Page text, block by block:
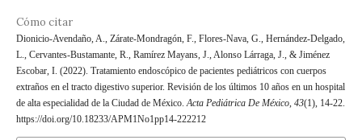
Cómo citar
Dionicio-Avendaño, A., Zárate-Mondragón, F., Flores-Nava, G., Hernández-Delgado,
L., Cervantes-Bustamante, R., Ramírez Mayans, J., Alonso Lárraga, J., & Jiménez
Escobar, I. (2022). Tratamiento endoscópico de pacientes pediátricos con cuerpos
extraños en el tracto digestivo superior. Revisión de los últimos 10 años en un hospital
de alta especialidad de la Ciudad de México.Acta Pediátrica De México, 43(1), 14-22.
https://doi.org/10.18233/APM1No1pp14-222212